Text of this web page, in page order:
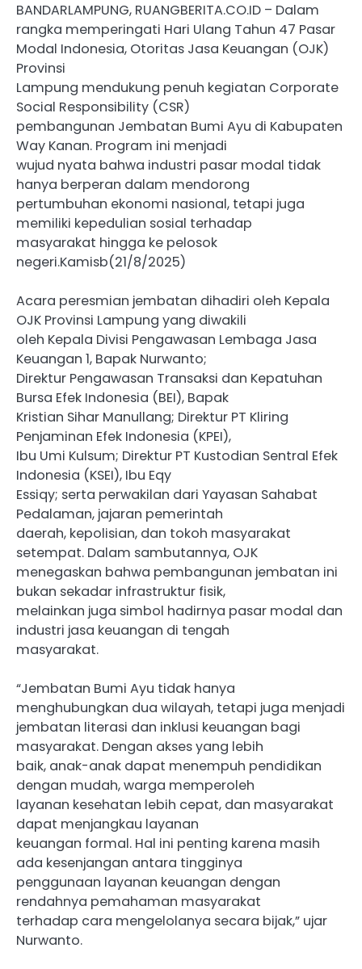
BANDARLAMPUNG, RUANGBERITA.CO.ID – Dalam
rangka memperingati Hari Ulang Tahun 47 Pasar
Modal Indonesia, Otoritas Jasa Keuangan (OJK)
Provinsi
Lampung mendukung penuh kegiatan Corporate
Social Responsibility (CSR)
pembangunan Jembatan Bumi Ayu di Kabupaten
Way Kanan. Program ini menjadi
wujud nyata bahwa industri pasar modal tidak
hanya berperan dalam mendorong
pertumbuhan ekonomi nasional, tetapi juga
memiliki kepedulian sosial terhadap
masyarakat hingga ke pelosok
negeri.Kamisb(21/8/2025)
Acara peresmian jembatan dihadiri oleh Kepala
OJK Provinsi Lampung yang diwakili
oleh Kepala Divisi Pengawasan Lembaga Jasa
Keuangan 1, Bapak Nurwanto;
Direktur Pengawasan Transaksi dan Kepatuhan
Bursa Efek Indonesia (BEI), Bapak
Kristian Sihar Manullang; Direktur PT Kliring
Penjaminan Efek Indonesia (KPEI),
Ibu Umi Kulsum; Direktur PT Kustodian Sentral Efek
Indonesia (KSEI), Ibu Eqy
Essiqy; serta perwakilan dari Yayasan Sahabat
Pedalaman, jajaran pemerintah
daerah, kepolisian, dan tokoh masyarakat
setempat. Dalam sambutannya, OJK
menegaskan bahwa pembangunan jembatan ini
bukan sekadar infrastruktur fisik,
melainkan juga simbol hadirnya pasar modal dan
industri jasa keuangan di tengah
masyarakat.
“Jembatan Bumi Ayu tidak hanya
menghubungkan dua wilayah, tetapi juga menjadi
jembatan literasi dan inklusi keuangan bagi
masyarakat. Dengan akses yang lebih
baik, anak-anak dapat menempuh pendidikan
dengan mudah, warga memperoleh
layanan kesehatan lebih cepat, dan masyarakat
dapat menjangkau layanan
keuangan formal. Hal ini penting karena masih
ada kesenjangan antara tingginya
penggunaan layanan keuangan dengan
rendahnya pemahaman masyarakat
terhadap cara mengelolanya secara bijak,” ujar
Nurwanto.